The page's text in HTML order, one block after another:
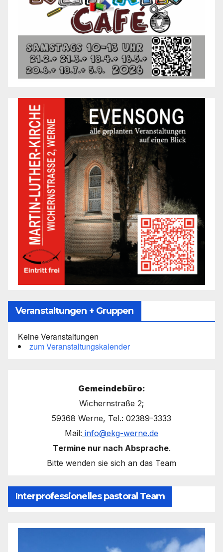
Veranstaltungen + Gruppen
Keine Veranstaltungen
zum Veranstaltungskalender
Gemeindebüro:
Wichernstraße 2;
59368 Werne, Tel.: 02389-3333
Mail: info@ekg-werne.de
Termine nur nach Absprache.
Bitte wenden sie sich an das Team
Interprofessionelles pastoral Team